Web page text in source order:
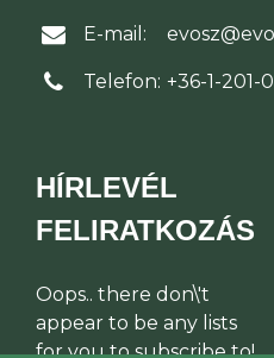
E-mail:
Telefon: +36-1-201-
HÍRLEVÉL
FELIRATKOZÁS
Oops.. there don\'t
appear to be any lists
for you to subscribe to!